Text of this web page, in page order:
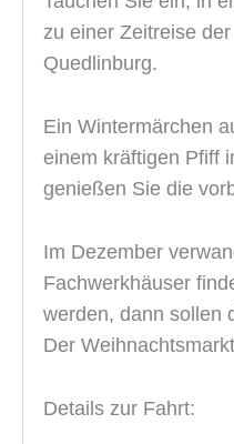
zu einer Zeitreise
Quedlinburg.
Ein Wintermärchen
einem kräftigen Pfiff
genießen Sie die
Im Dezember
Fachwerkhäuser
werden, dann sollen
Der
Details zur Fahrt: